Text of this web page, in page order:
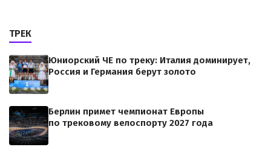
ТРЕК
Юниорский ЧЕ по треку: Италия доминирует,
Россия и Германия берут золото
Берлин примет чемпионат Европы
по трековому велоспорту 2027 года